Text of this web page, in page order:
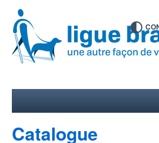
Catalogue